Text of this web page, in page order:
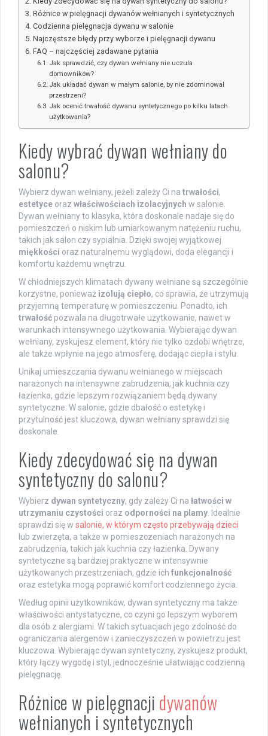
Różnice w pielęgnacji dywanów wełnianych i syntetycznych
Codzienna pielęgnacja dywanu w salonie
Najczęstsze błędy przy wyborze i pielęgnacji dywanu
FAQ – najczęściej zadawane pytania
Jak sprawdzić, czy dywan wełniany nie uczula
domowników?
Jak układać dywan w małym salonie, by nie zdominował
przestrzeni?
Jak ocenić trwałość dywanu syntetycznego po kilku latach
użytkowania?
Kiedy wybrać dywan wełniany do
salonu?
Wybierz dywan wełniany, jeżeli zależy Ci na trwałości,
estetyce oraz właściwościach izolacyjnych w salonie.
Dywan wełniany to klasyka, która doskonale nadaje się do
pomieszczeń o niskim lub umiarkowanym natężeniu ruchu,
takich jak salon czy sypialnia. Dzięki swojej wyjątkowej
miękkości oraz naturalnemu wyglądowi, doda elegancji i
komfortu każdemu wnętrzu.
W chłodniejszych klimatach dywany wełniane są szczególnie
korzystne, ponieważ izolują ciepło, co sprawia, że utrzymują
przyjemną temperaturę w pomieszczeniu. Ponadto, ich
trwałość pozwala na długotrwałe użytkowanie, nawet w
warunkach intensywnego użytkowania. Wybierając dywan
wełniany, zyskujesz element, który nie tylko ozdobi wnętrze,
ale także wpłynie na jego atmosferę, dodając ciepła i stylu.
Unikaj umieszczania dywanu wełnianego w miejscach
narażonych na intensywne zabrudzenia, jak kuchnia czy
łazienka, gdzie lepszym rozwiązaniem będą dywany
syntetyczne. W salonie, gdzie dbałość o estetykę i
przytulność jest kluczowa, dywan wełniany sprawdzi się
doskonale.
Kiedy zdecydować się na dywan
syntetyczny do salonu?
Wybierz dywan syntetyczny, gdy zależy Ci na łatwości w
utrzymaniu czystości oraz odporności na plamy . Idealnie
sprawdzi się w salonie, w którym często przebywają dzieci
lub zwierzęta, a także w pomieszczeniach narażonych na
zabrudzenia, takich jak kuchnia czy łazienka. Dywany
syntetyczne są bardziej praktyczne w intensywnie
użytkowanych przestrzeniach, gdzie ich funkcjonalność
oraz estetyka mogą poprawić komfort codziennego życia.
Według opinii użytkowników, dywan syntetyczny ma także
właściwości antystatyczne, co czyni go lepszym wyborem
dla osób z alergiami. W takich sytuacjach jego zdolność do
ograniczania alergenów i zanieczyszczeń w powietrzu jest
kluczowa. Wybierając dywan syntetyczny, zyskujesz produkt,
który łączy wygodę i styl, jednocześnie ułatwiając codzienną
pielęgnację.
Różnice w pielęgnacji dywanów
wełnianych i syntetycznych